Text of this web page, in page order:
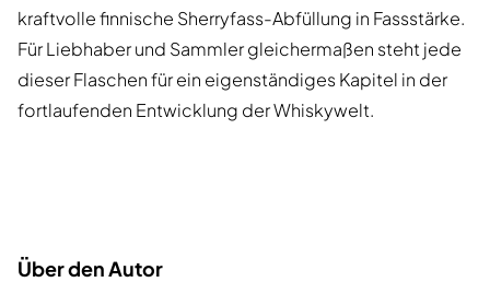
kraftvolle finnische Sherryfass-Abfüllung in Fassstärke.
Für Liebhaber und Sammler gleichermaßen steht jede
dieser Flaschen für ein eigenständiges Kapitel in der
fortlaufenden Entwicklung der Whiskywelt.
Über den Autor